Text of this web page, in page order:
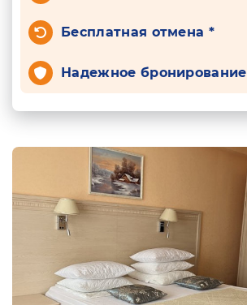
Бесплатная отмена *
Надежное бронирование